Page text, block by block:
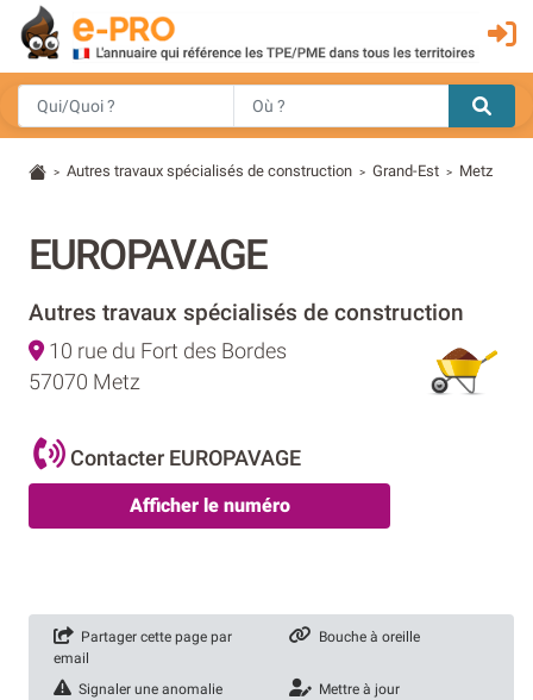
> Autres travaux spécialisés de construction > Grand-Est > Metz
EUROPAVAGE
Autres travaux spécialisés de construction
10 rue du Fort des Bordes
57070 Metz
Contacter EUROPAVAGE
Afficher le numéro
Partager cette page par
email
Bouche à oreille
Signaler une anomalie Mettre à jour